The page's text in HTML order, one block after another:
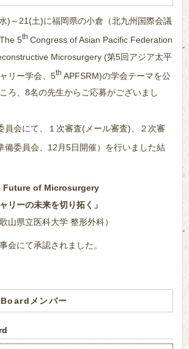
)～21(土)に福岡県の小倉（北九州国際会議
5th Congress of Asian Pacific Federation
Microsurgery (第5回アジア太平
リー学会、5th APFSRM)の学会テーマを公
ろ、8名の先生からご応募がございまし
員会にて、１次審査(メール審査)、２次審
備委員会、12月5日開催）を行いました結
Future of Microsurgery
リーの未来を切り拓く」
山県立医科大学 整形外科）
会にて承認されました。
メンバー